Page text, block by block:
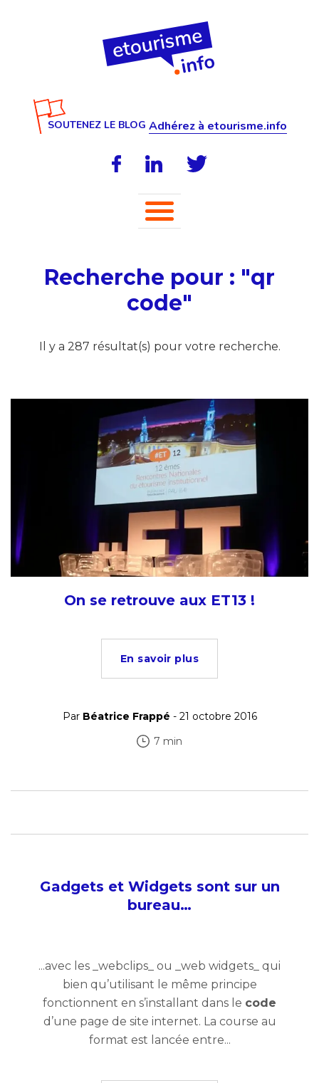
SOUTENEZ LE BLOG Adhérez à etourisme.info
Recherche pour : "qr
code"
Il y a 287 résultat(s) pour votre recherche.
On se retrouve aux ET13 !
En savoir plus
Par Béatrice Frappé - 21 octobre 2016
7 min
Gadgets et Widgets sont sur un
bureau…
...avec les _webclips_ ou _web widgets_ qui
bien qu’utilisant le même principe
fonctionnent en s’installant dans le code
d’une page de site internet. La course au
format est lancée entre...